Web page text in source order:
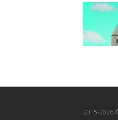
2015-2026